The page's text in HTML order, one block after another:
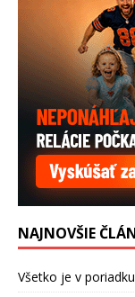
NAJNOVŠIE
Všetko je v poriadku